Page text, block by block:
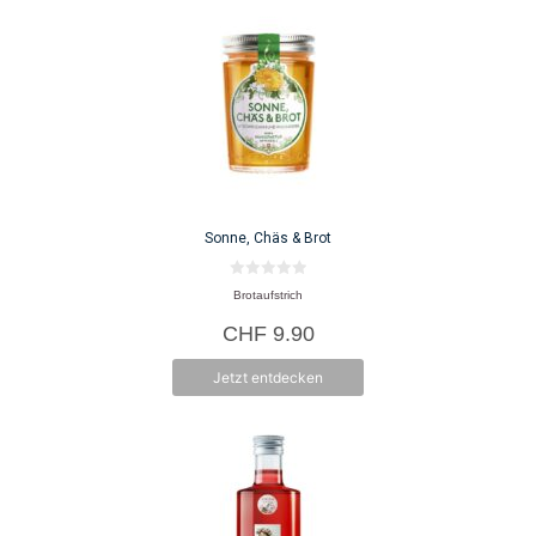
Sonne, Chäs & Brot
0
v
n
5
Brotaufstrich
CHF9.90
Jetzt entdecken